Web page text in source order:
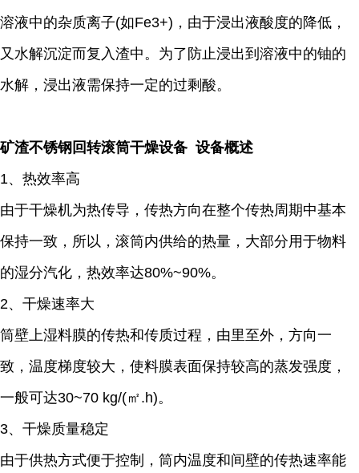
溶液中的杂质离子(如Fe3+)，由于浸出液酸度的降低，
又水解沉淀而复入渣中。为了防止浸出到溶液中的铀的
水解，浸出液需保持一定的过剩酸。
矿渣不锈钢回转滚筒干燥设备 设备概述
1、热效率高
由于干燥机为热传导，传热方向在整个传热周期中基本
保持一致，所以，滚筒内供给的热量，大部分用于物料
的湿分汽化，热效率达80%~90%。
2、干燥速率大
筒壁上湿料膜的传热和传质过程，由里至外，方向一
致，温度梯度较大，使料膜表面保持较高的蒸发强度，
一般可达30~70 kg/(㎡.h)。
3、干燥质量稳定
由于供热方式便于控制，筒内温度和间壁的传热速率能